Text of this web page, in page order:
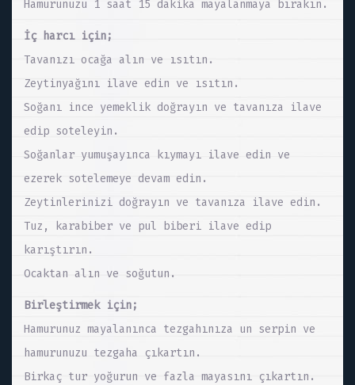
Hamurunuzu 1 saat 15 dakika mayalanmaya bırakın.
İç harcı için;
Tavanızı ocağa alın ve ısıtın.
Zeytinyağını ilave edin ve ısıtın.
Soğanı ince yemeklik doğrayın ve tavanıza ilave
edip soteleyin.
Soğanlar yumuşayınca kıymayı ilave edin ve
ezerek sotelemeye devam edin.
Zeytinlerinizi doğrayın ve tavanıza ilave edin.
Tuz, karabiber ve pul biberi ilave edip
karıştırın.
Ocaktan alın ve soğutun.
Birleştirmek için;
Hamurunuz mayalanınca tezgahınıza un serpin ve
hamurunuzu tezgaha çıkartın.
Birkaç tur yoğurun ve fazla mayasını çıkartın.